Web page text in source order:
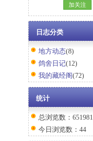
加关注
日志分类
地方动态(8)
鸽舍日记(12)
我的藏经阁(72)
统计
总浏览数：651981
今日浏览数：44